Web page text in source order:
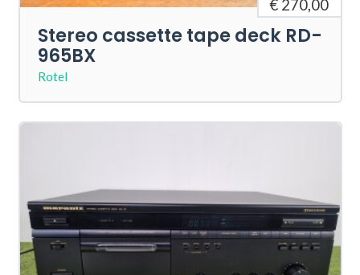
€ 270,00
Stereo cassette tape deck RD-
965BX
Rotel